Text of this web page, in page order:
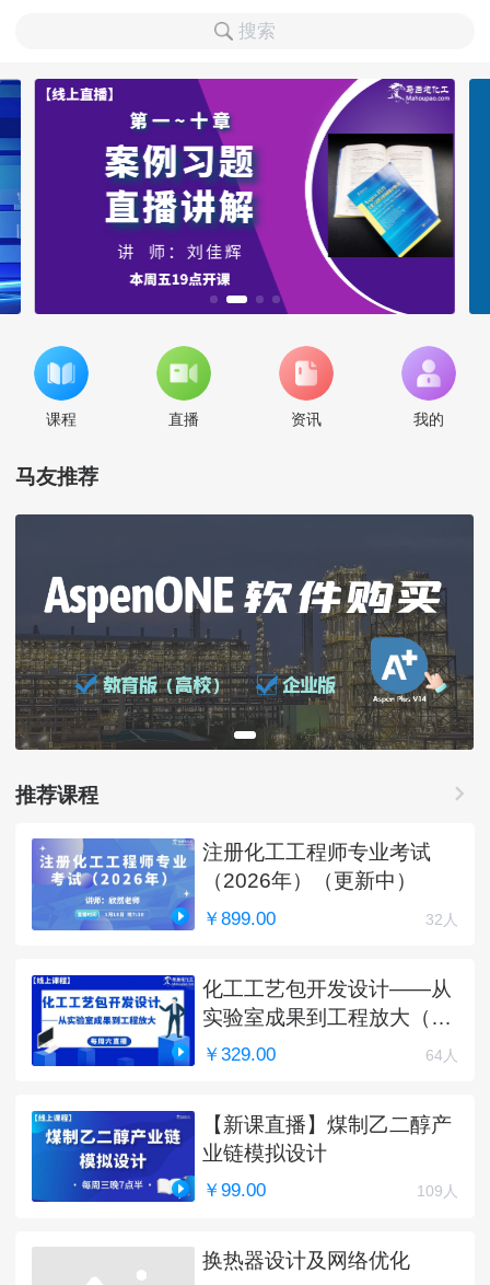
搜索
课程 直播 资讯 我的
马友推荐
推荐课程
注册化工工程师专业考试
（2026年）（更新中）
￥899.00 32人
化工工艺包开发设计——从
实验室成果到工程放大（完
结）
￥329.00 64人
【新课直播】煤制乙二醇产
业链模拟设计
￥99.00 109人
换热器设计及网络优化